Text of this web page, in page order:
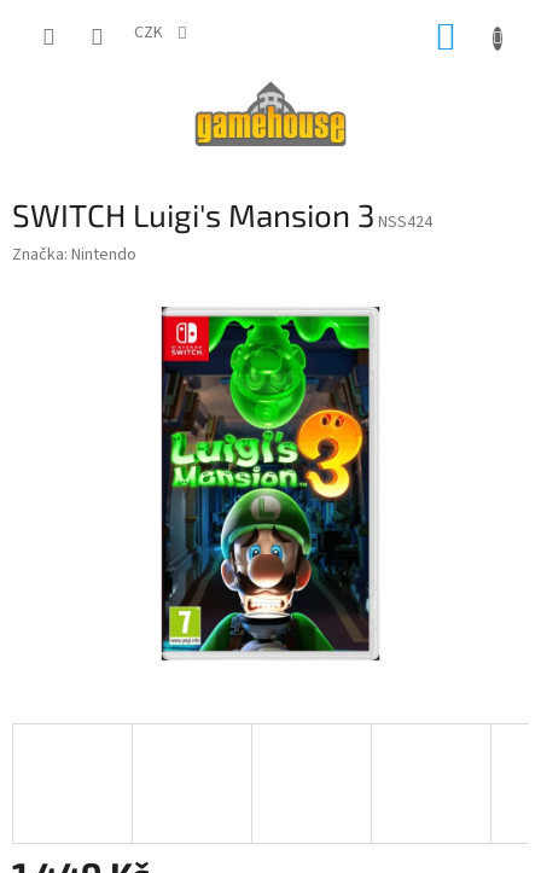
CZK
SWITCH Luigi's Mansion 3 NSS424
Značka: Nintendo